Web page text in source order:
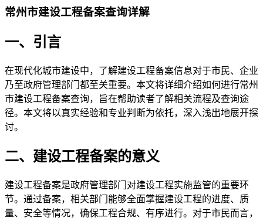
常州市建设工程备案查询详解
一、引言
在现代化城市建设中，了解建设工程备案信息对于市民、企业
乃至政府管理部门都至关重要。本文将详细介绍如何进行常州
市建设工程备案查询，旨在帮助读者了解相关流程及查询途
径。本文将以真实经验和专业判断为依托，深入浅出地展开探
讨。
二、建设工程备案的意义
建设工程备案是政府管理部门对建设工程实施监管的重要环
节。通过备案，相关部门能够全面掌握建设工程的进度、质
量、安全等情况，确保工程合规、有序进行。对于市民而言，